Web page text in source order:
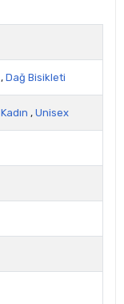
, Dağ Bisikleti
Kadın , Unisex